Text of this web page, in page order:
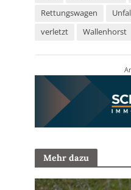
Rettungswagen
verletzt
Wallenhorst
Mehr dazu